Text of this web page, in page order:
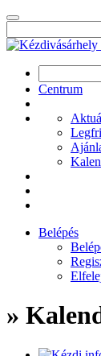
Centrum
Belépés
»